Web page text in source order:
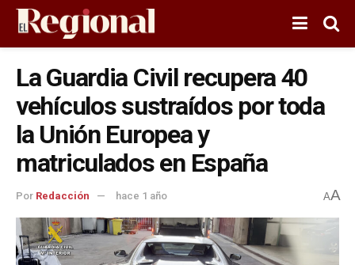
La Guardia Civil recupera 40
vehículos sustraídos por toda
la Unión Europea y
matriculados en España
Por Redacción hace 1 año AA